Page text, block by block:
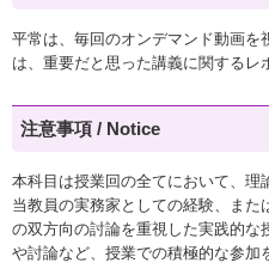
平常は、毎回のオンデマンド動画を
は、重要だと思った講義に関するレ
注意事項 / Notice
本科目は授業回の全てにおいて、理
当教員の実務家としての経験、また
の双方向の討論を重視した実践的
や討論など、授業での積極的な参加